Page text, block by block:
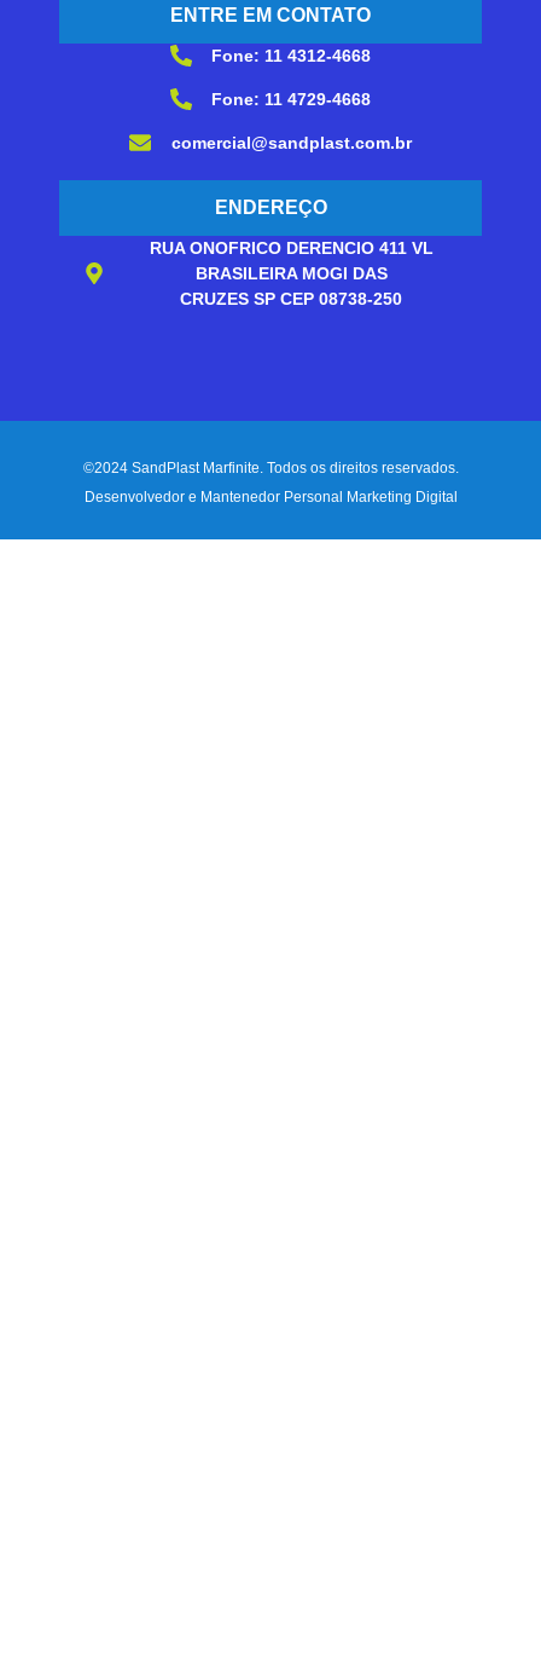
ENTRE EM CONTATO
Fone: 11 4312-4668
Fone: 11 4729-4668
comercial@sandplast.com.br
ENDEREÇO
RUA ONOFRICO DERENCIO 411 VL
BRASILEIRA MOGI DAS
CRUZES SP CEP 08738-250
©2024 SandPlast Marfinite. Todos os direitos reservados.
Desenvolvedor e Mantenedor Personal Marketing Digital